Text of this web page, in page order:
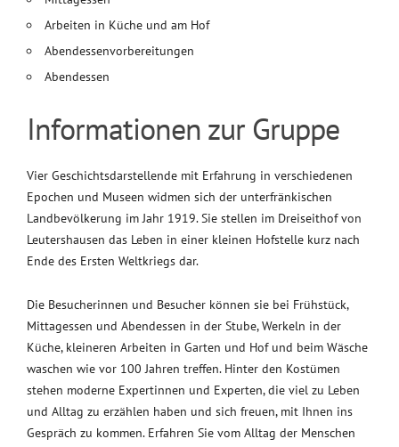
Arbeiten in Küche und am Hof
Abendessenvorbereitungen
Abendessen
Informationen zur Gruppe
Vier Geschichtsdarstellende mit Erfahrung in verschiedenen
Epochen und Museen widmen sich der unterfränkischen
Landbevölkerung im Jahr 1919. Sie stellen im Dreiseithof von
Leutershausen das Leben in einer kleinen Hofstelle kurz nach
Ende des Ersten Weltkriegs dar.
Die Besucherinnen und Besucher können sie bei Frühstück,
Mittagessen und Abendessen in der Stube, Werkeln in der
Küche, kleineren Arbeiten in Garten und Hof und beim Wäsche
waschen wie vor 100 Jahren treffen. Hinter den Kostümen
stehen moderne Expertinnen und Experten, die viel zu Leben
und Alltag zu erzählen haben und sich freuen, mit Ihnen ins
Gespräch zu kommen. Erfahren Sie vom Alltag der Menschen